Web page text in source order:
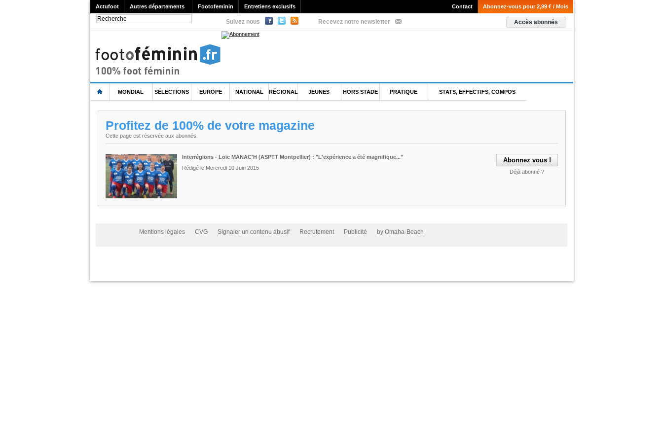
Actufoot Autres départements Footofeminin Entretiens exclusifs Abonnez-vous pour 2,99 € / Mois
Contact
Suivez nous Recevez notre newsletter Accès abonnés
MONDIAL SÉLECTIONS EUROPE NATIONAL RÉGIONAL JEUNES HORS STADE PRATIQUE STATS, EFFECTIFS, COMPOS
Profitez de 100% de votre magazine
Cette page est réservée aux abonnés.
Déjà abonné ?
Interrégions - Loïc MANAC'H (ASPTT Montpellier) : "L'expérience a été magnifique..."
Rédigé le Mercredi 10 Juin 2015
Mentions légales CVG Signaler un contenu abusif Recrutement Publicité by Omaha-Beach